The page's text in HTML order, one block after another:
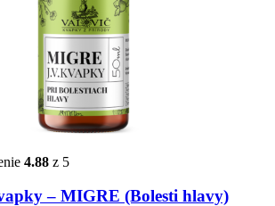
4.88 z 5
– MIGRE (Bolesti hlavy)